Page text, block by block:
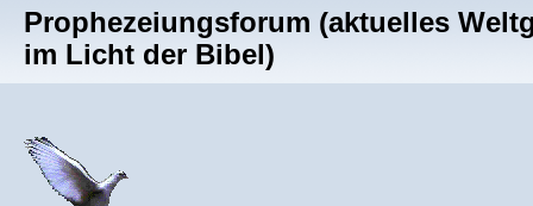
Prophezeiungsforum (aktuelles
im Licht der Bibel)